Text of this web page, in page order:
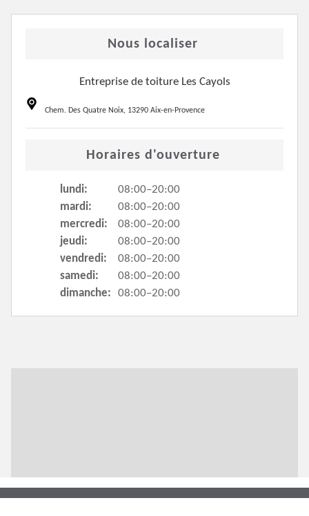
Nous localiser
Entreprise de toiture Les Cayols
Chem. Des Quatre Noix, 13290 Aix-en-Provence
Horaires d'ouverture
lundi:
08:00–20:00
mardi:
08:00–20:00
mercredi:
08:00–20:00
jeudi:
08:00–20:00
vendredi:
08:00–20:00
samedi:
08:00–20:00
dimanche:
08:00–20:00